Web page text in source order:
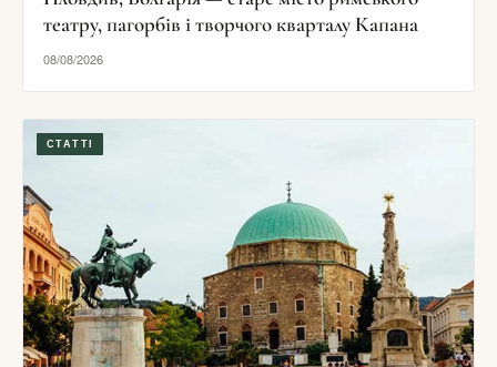
театру, пагорбів і творчого кварталу Капана
08/08/2026
СТАТТІ